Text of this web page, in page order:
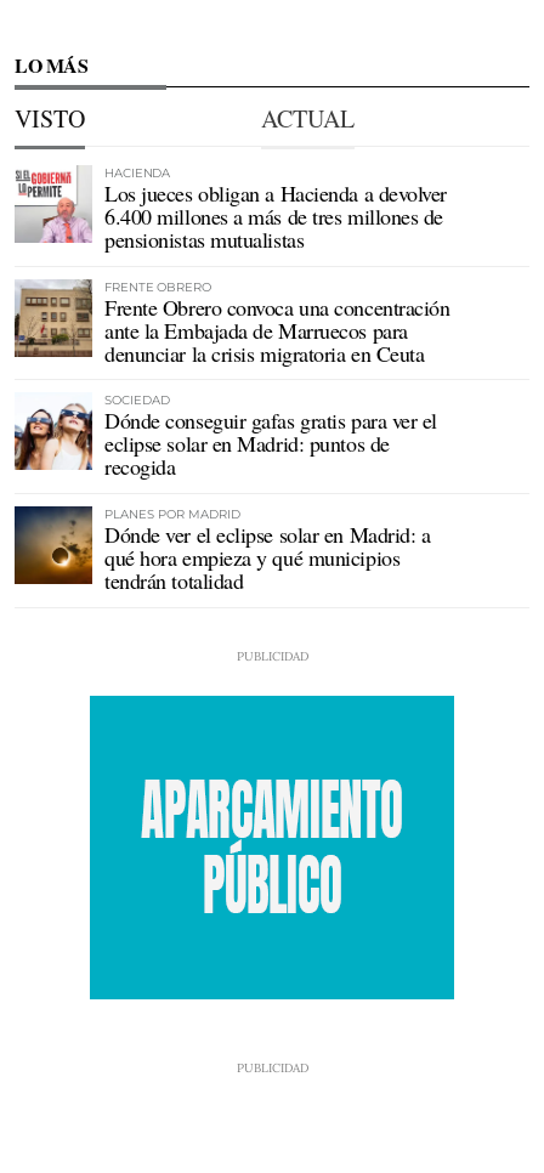
LO MÁS
VISTO ACTUAL
HACIENDA
Los jueces obligan a Hacienda a devolver
6.400 millones a más de tres millones de
pensionistas mutualistas
FRENTE OBRERO
Frente Obrero convoca una concentración
ante la Embajada de Marruecos para
denunciar la crisis migratoria en Ceuta
SOCIEDAD
Dónde conseguir gafas gratis para ver el
eclipse solar en Madrid: puntos de
recogida
PLANES POR MADRID
Dónde ver el eclipse solar en Madrid: a
qué hora empieza y qué municipios
tendrán totalidad